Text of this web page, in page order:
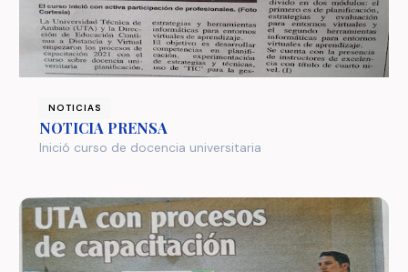
NOTICIAS
NOTICIA PRENSA
Inició curso de docencia universitaria